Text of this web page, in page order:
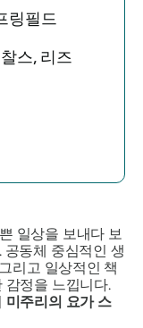
링필드
스, 리즈
일상을 보내다 보
공동체 중심적인 생
리고 일상적인 책
감정을 느낍니다.
미주리의 요가 스